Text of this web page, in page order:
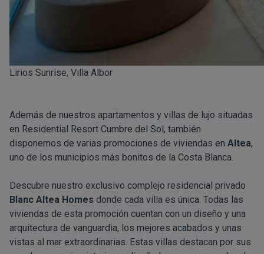
Lirios Sunrise, Villa Albor
Además de nuestros apartamentos y villas de lujo situadas
en Residential Resort Cumbre del Sol, también
disponemos de varias promociones de viviendas en Altea,
uno de los municipios más bonitos de la Costa Blanca.
Descubre nuestro exclusivo complejo residencial privado
Blanc Altea Homes donde cada villa es única. Todas las
viviendas de esta promoción cuentan con un diseño y una
arquitectura de vanguardia, los mejores acabados y unas
vistas al mar extraordinarias. Estas villas destacan por sus